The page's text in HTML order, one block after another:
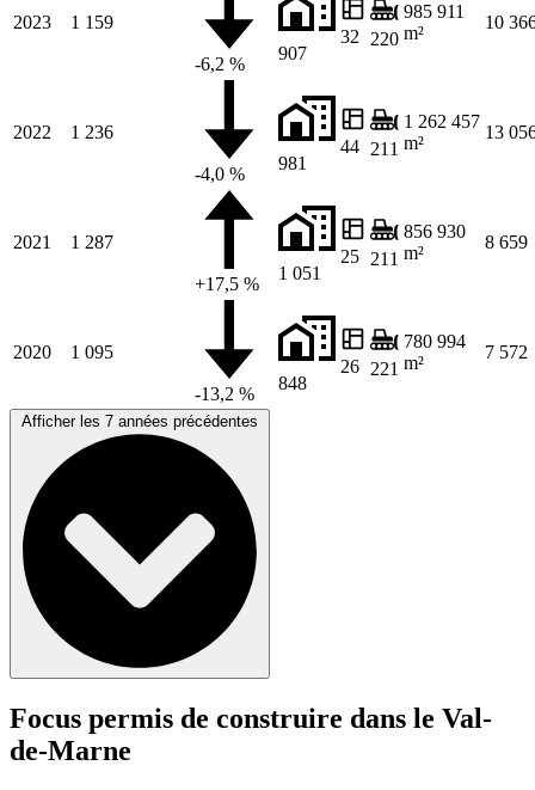
2023 1 159
-6,2 %
907
32 220
985 911
m²
10
2022 1 236
-4,0 %
981
44 211
1 262 457
m²
13
2021 1 287
+17,5 %
1 051
25 211
856 930
m²
8 659
2020 1 095
-13,2 %
848
26 221
780 994
m²
7 572
Afficher les 7 années précédentes
Focus permis de construire dans le Val-
de-Marne